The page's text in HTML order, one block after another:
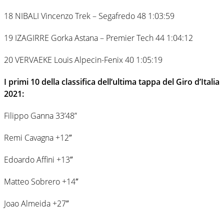
18 NIBALI Vincenzo Trek – Segafredo 48 1:03:59
19 IZAGIRRE Gorka Astana – Premier Tech 44 1:04:12
20 VERVAEKE Louis Alpecin-Fenix 40 1:05:19
I primi 10 della classifica dell’ultima tappa del Giro d’Italia
2021:
Filippo Ganna 33’48”
Remi Cavagna +12″
Edoardo Affini +13″
Matteo Sobrero +14″
Joao Almeida +27″